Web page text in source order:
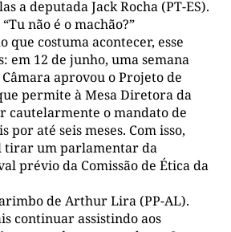
a deputada Jack Rocha (PT-ES).
não é o machão?”
que costuma acontecer, esse
em 12 de junho, uma semana
aprovou o Projeto de
permite à Mesa Diretora da
cautelarmente o mandato de
por até seis meses. Com isso,
tirar um parlamentar da
prévio da Comissão de Ética da
de Arthur Lira (PP-AL).
continuar assistindo aos